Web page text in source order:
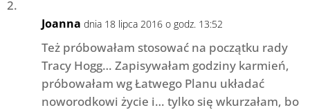
Joanna dnia 18 lipca 2016 o godz. 13:52
Też próbowałam stosować na początku rady
Tracy Hogg… Zapisywałam godziny karmień,
próbowałam wg Łatwego Planu układać
noworodkowi życie i… tylko się wkurzałam, bo